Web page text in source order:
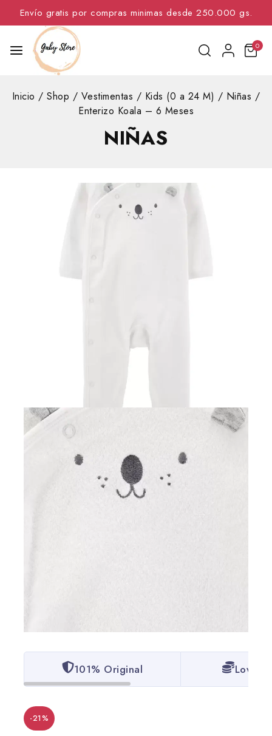
Envío gratis por compras minimas desde 250.000 gs.
0
Inicio / Shop / Vestimentas / Kids (0 a 24 M) / Niñas /
Enterizo Koala – 6 Meses
NIÑAS
101% Original Lowest
-21%